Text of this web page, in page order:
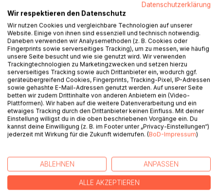
hinausgehen. Um diese Gefahren kalkulierbar zu machen,
bietet die Bundesregierung deutschen Exporteuren die
Möglichkeit, sich gegen wirtschaftliche und politische
Verluste von Ansprüchen aus Exportgeschäften durch
Ausfuhrbürgschaften und Ausfuhrgarantien zu versichern.
Gang der Untersuchung:
Zum besseren Verständnis wird im 2. Kapitel zunächst eine
begriffliche Klärung vorgenommen. Ihr folgt eine kurze
Darstellung der geschichtlichen Entwicklung der
Exportkreditversicherung bis zum heutigen Zeitpunkt.
Gleichzeitig werden auch die rechtlichen
Rahmenbedingungen und die Voraussetzungen, die an die
Übernahme von Ausfuhrbürgschaften und Ausfuhrgarantien
gestellt werden, eingehend erläutert.
Ausgestaltung schließt sich im 3. Kapitel eine Analyse der
im Rahmen von Ausfuhrbürgschaften und Ausfuhrgarantien
gedeckten Risiken an. Dabei werden die verschiedenen
politischen und wirtschaftlichen Risiken einer genauen
Datenschutzerklärung
Wir respektieren den Datenschutz
Wir nutzen Cookies und vergleichbare Technologien auf unserer
Website. Einige von ihnen sind essenziell und technisch notwendig.
Daneben verwenden wir Analysemethoden (z. B. Cookies oder
Fingerprints sowie serverseitiges Tracking), um zu messen, wie häufig
unsere Seite besucht und wie sie genutzt wird. Wir verwenden
Trackingtechnologien zu Marketingzwecken und setzen hierzu
serverseitiges Tracking sowie auch Drittanbieter ein, wodurch ggf.
geräteübergreifend Cookies, Fingerprints, Tracking-Pixel, IP-Adressen
sowie gehashte E-Mail-Adressen genutzt werden. Auf unserer Seite
betten wir zudem Drittinhalte von anderen Anbietern ein (Video-
Plattformen). Wir haben auf die weitere Datenverarbeitung und ein
etwaiges Tracking durch den Drittanbieter keinen Einfluss. Mit deiner
Einstellung willigst du in die oben beschriebenen Vorgänge ein. Du
kannst deine Einwilligung (z. B. im Footer unter „Privacy-Einstellungen“)
jederzeit mit Wirkung für die Zukunft widerrufen. (BoD-Impressum)
ABLEHNEN ANPASSEN
ALLE AKZEPTIEREN